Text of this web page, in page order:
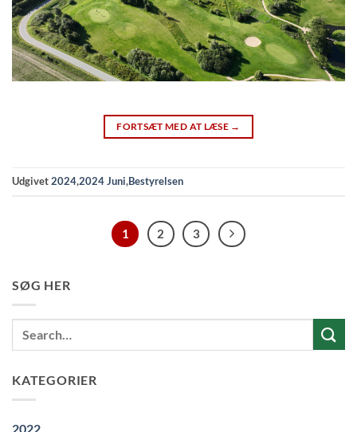
SØG HER
KATEGORIER
2022
FORTSÆT MED AT LÆSE →
Udgivet2024,2024 Juni,Bestyrelsen
1 2 3